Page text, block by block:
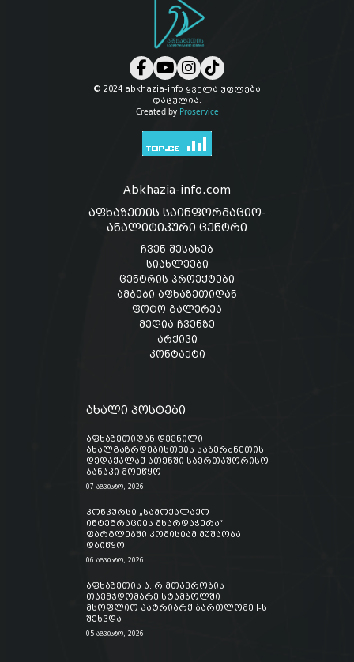
© 2024 abkhazia-info ყველა უფლება
დაცულია.
Created by Proservice
Abkhazia-info.com
აფხაზეთის საინფორმაციო-
ანალიტიკური ცენტრი
ჩვენ შესახებ
სიახლეები
ცენტრის პროექტები
ამბები აფხაზეთიდან
ფოტო გალერეა
მედია ჩვენზე
არქივი
კონტაქტი
ახალი პოსტები
აფხაზეთიდან დევნილი
ახალგაზრდებისთვის საბერძნეთის
დედაქალაქ ათენში საერთაშორისო
ბანაკი მოეწყო
07 აგვისტო, 2026
კონკურსი „სამოქალაქო
ინტეგრაციის მხარდაჭერა“
ფარგლებში კომისიამ მუშაობა
დაიწყო
06 აგვისტო, 2026
აფხაზეთის ა. რ მთავრობის
თავმჯდომარე სტამბოლში
მსოფლიო პატრიარქ ბართლომე I-ს
შეხვდა
05 აგვისტო, 2026